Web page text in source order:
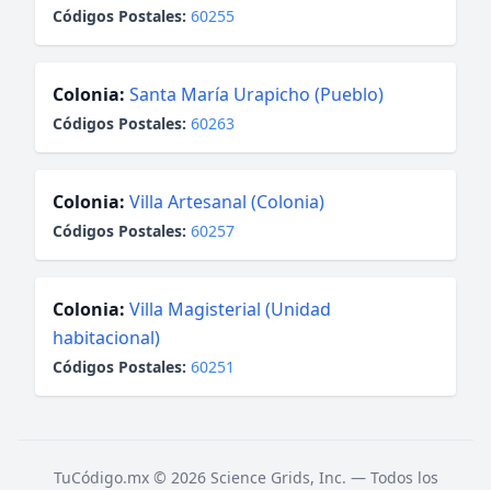
Códigos Postales: 60255
Colonia: Santa María Urapicho (Pueblo)
Códigos Postales: 60263
Colonia: Villa Artesanal (Colonia)
Códigos Postales: 60257
Colonia: Villa Magisterial (Unidad
habitacional)
Códigos Postales: 60251
TuCódigo.mx © 2026 Science Grids, Inc. — Todos los